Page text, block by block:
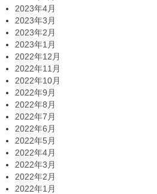
2023年4月
2023年3月
2023年2月
2023年1月
2022年12月
2022年11月
2022年10月
2022年9月
2022年8月
2022年7月
2022年6月
2022年5月
2022年4月
2022年3月
2022年2月
2022年1月